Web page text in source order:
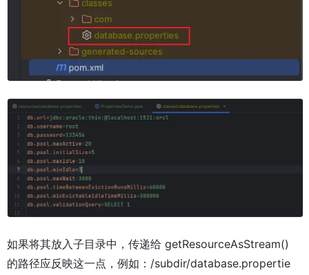
如果将其放入子目录中，传递给 getResourceAsStream()
的路径应反映这一点，例如：/subdir/database.propertie